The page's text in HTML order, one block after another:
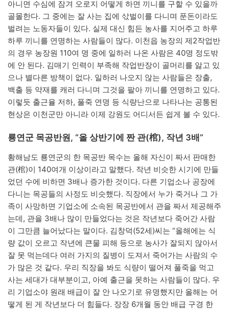
아니면 수심에 잠겨 오로지 어떻게 하면 끼니를 구할 수 있을까
골몰한다. 그 중에는 잘 사는 집에 삯벌이를 다니며 푼돈이라도
벌려는 노동자들이 있다. 실제 대신 힘든 농사를 지어주고 하루
하루 끼니를 연명하는 사람들이 많다. 이천읍 농장의 제2작업반
의 경우 농장원 110여 명 중에 일하러 나온 사람은 40명 정도밖
에 안 된다. 김매기 인력이 부족해 작업반장이 골머리를 앓고 있
으나 별다른 방책이 없다. 일하러 나오지 않는 사람들은 장출,
백출 등 약재를 캐러 다니며 그것을 팔아 끼니를 연명하고 있다.
이렇듯 출근율 저하, 풀죽 연명 등 식량난으로 나타나는 공통된
현상은 이천군만 아니라 이제 강원도 어디서든 쉽게 볼 수 있다.
룡연군 목공반원, “올 상반기에 짠 관(棺), 작년 3배”
황해남도 룡연군의 한 목공반 목수는 올해 자신이 짜서 판매한
관(棺)이 140여개 이상이라고 말했다. 작년 비슷한 시기에 만들
었던 수에 비하면 3배나 증가한 것이다. 다른 기업소나 공장에
다니는 목공들의 사정도 비슷했다. 직장에서 누가 죽거나 그 가
족이 사망하면 기업소에 소속된 목공반에서 관을 짜서 제공해주
는데, 관을 3배나 많이 만들었다는 것은 작년보다 죽어간 사람
이 그만큼 늘어났다는 말이다. 김창덕(52세)씨는 “올해에는 식
량 값이 오르고 작년에 큰물 피해 등으로 농사가 잘되지 않아서
잘 못 먹는데다 여러 가지의 질병이 도져서 죽어가는 사람의 수
가 많은 것 같다. 우리 직장을 봐도 식량이 떨어져 풀죽을 먹고
사는 세대가 대부분이고, 아예 출근을 못하는 사람들이 많다. 우
리 기업소야 원래 배급이 잘 안 나오기로 유명했지만 올해는 어
떻게 된 게 작년보다 더 힘들다. 장장 6개월 동안 배급 구경 한